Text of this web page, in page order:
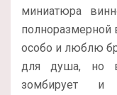
миниатюра
полноразмерной
особо и люблю
для душа, но
зомбирует и